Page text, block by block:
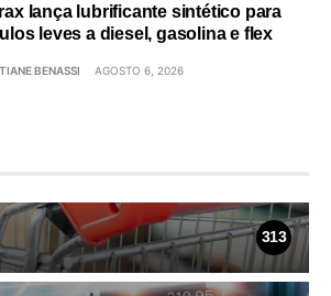
lança lubrificante sintético para
leves a diesel, gasolina e flex
BENASSI AGOSTO 6, 2026
313